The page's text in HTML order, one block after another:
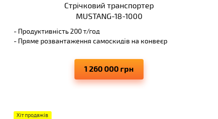
Стрічковий транспортер
MUSTANG-18-1000
1 260 000 грн
- Продуктивність 200 т/год
- Пряме розвантаження самоскидів на конвеєр
- Виключає просипання матеріалів, що переміщуються
Хіт продажів